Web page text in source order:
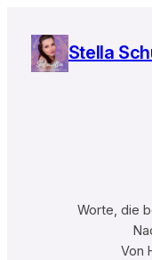
Inhalt
springen
Stella
Worte, die
Von